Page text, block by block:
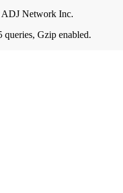
Network Inc.
queries, Gzip enabled.